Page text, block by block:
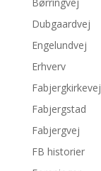
Dubgaardvej
Engelundvej
Erhverv
Fabjergkirkevej
Fabjergstad
Fabjergvej
FB historier